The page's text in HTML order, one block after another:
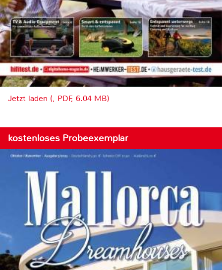
Jetzt laden (, PDF, 6.04 MB)
kostenloses Probeexemplar